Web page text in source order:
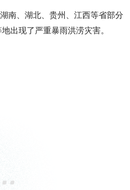
南、湖北、贵州、江西等省部分
出现了严重暴雨洪涝灾害。